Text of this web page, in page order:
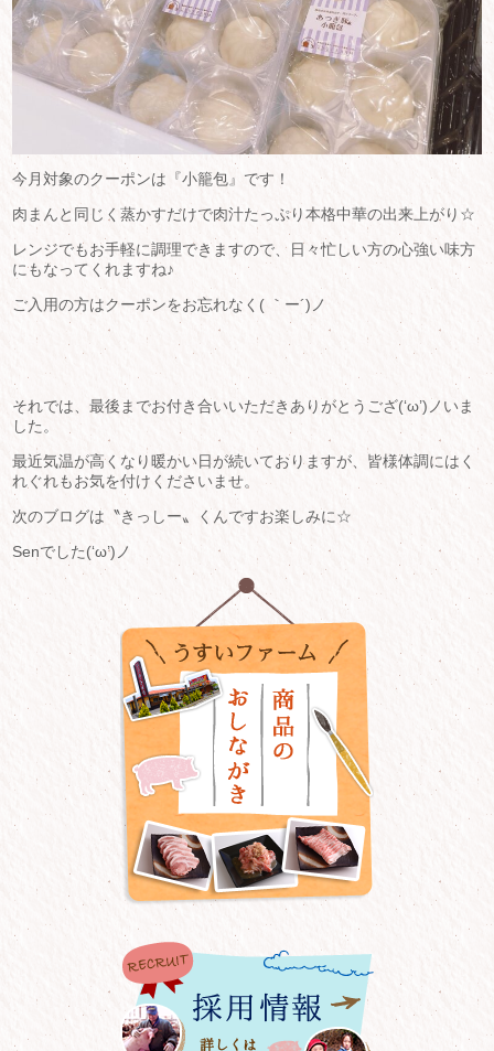
今月対象のクーポンは『小籠包』です！
肉まんと同じく蒸かすだけで肉汁たっぷり本格中華の出来上がり☆
レンジでもお手軽に調理できますので、日々忙しい方の心強い味方
にもなってくれますね♪
ご入用の方はクーポンをお忘れなく( ｀ー´)ノ
それでは、最後までお付き合いいただきありがとうござ(‘ω’)ノいま
した。
最近気温が高くなり暖かい日が続いておりますが、皆様体調にはく
れぐれもお気を付けくださいませ。
次のブログは〝きっしー〟くんですお楽しみに☆
Senでした(‘ω’)ノ